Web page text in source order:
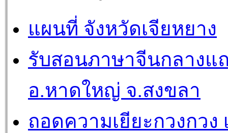
แผนที่ จังหวัดเจียหยาง
รับสอนภาษาจีนกลางแ
อ.หาดใหญ่ จ.สงขลา
ถอดความเยียะกวงกวง